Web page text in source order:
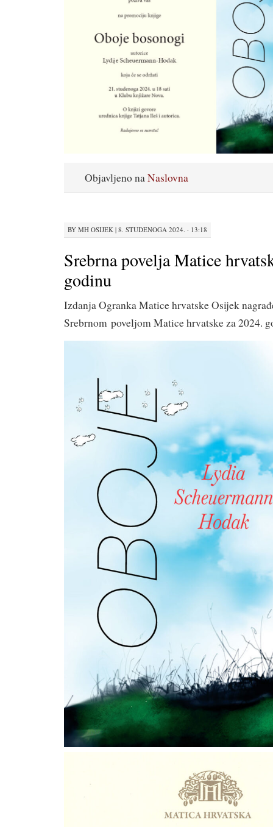
Objavljeno naNaslovna
BY MH OSIJEK | 8. STUDENOGA 2024. · 13:18
Srebrna povelja Matice
godinu
Izdanja Ogranka Matice hrvatske Osijek
Srebrnom poveljom Matice hrvatske za 2024.